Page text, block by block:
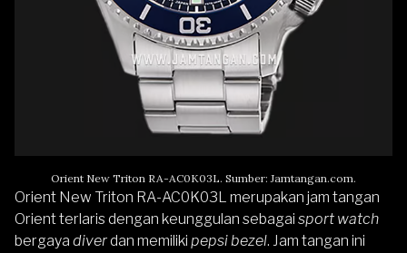
Orient New Triton RA-AC0K03L. Sumber: Jamtangan.com.
Orient New Triton RA-AC0K03L merupakan jam tangan
Orient terlaris dengan keunggulan sebagai sport watch
bergaya diverdan memiliki pepsi bezel. Jam tangan ini